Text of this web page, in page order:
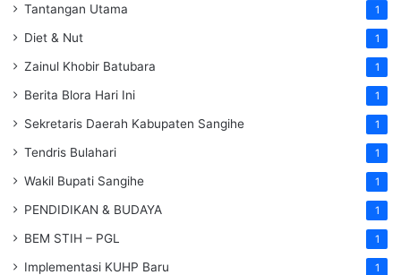
Tantangan Utama 1
Diet & Nut 1
Zainul Khobir Batubara 1
Berita Blora Hari Ini 1
Sekretaris Daerah Kabupaten Sangihe 1
Tendris Bulahari 1
Wakil Bupati Sangihe 1
PENDIDIKAN & BUDAYA 1
BEM STIH – PGL 1
Implementasi KUHP Baru 1